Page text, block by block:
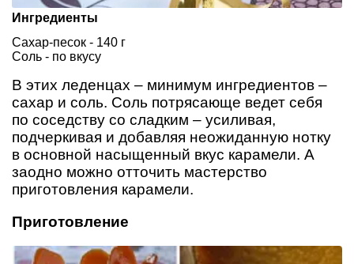
Ингредиенты
Сахар-песок - 140 г
Соль - по вкусу
В этих леденцах – минимум ингредиентов –
сахар и соль. Соль потрясающе ведет себя
по соседству со сладким – усиливая,
подчеркивая и добавляя неожиданную нотку
в основной насыщенный вкус карамели. А
заодно можно отточить мастерство
приготовления карамели.
Приготовление